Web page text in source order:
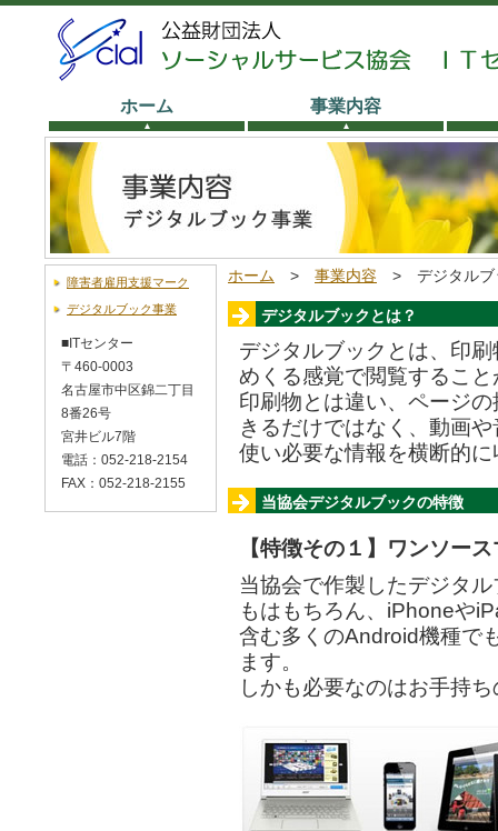
ホーム 事業内容
障害者雇用支援マーク
デジタルブック事業
■ITセンター
〒460-0003
名古屋市中区錦二丁目
8番26号
宮井ビル7階
電話：052-218-2154
FAX：052-218-2155
ホーム > 事業内容 > デジタルブ
デジタルブックとは？
デジタルブックとは、印
めくる感覚で閲覧するこ
印刷物とは違い、ページ
きるだけではなく、動画
使い必要な情報を横断的
当協会デジタルブックの特徴
【特徴その１】ワンソー
当協会で作製したデジタ
もはもちろん、iPhoneや
含む多くのAndroid機種で
ます。
しかも必要なのはお手持